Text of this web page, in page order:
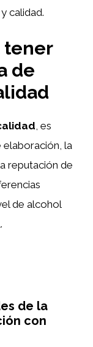
calidad.
tener
de
, es
la
reputación de
de alcohol
de la
con